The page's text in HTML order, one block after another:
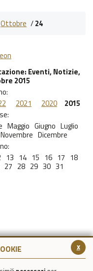
x
Ottobre /24
: Eventi, Notizie,
2015
2021 2020
2015
Maggio Giugno Luglio
Novembre Dicembre
13 14 15 16 17 18
27 28 29 30 31